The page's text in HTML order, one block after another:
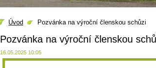
Úvod Pozvánka na výroční členskou schůzi
Pozvánka na výroční členskou
16.05.2025 10:05